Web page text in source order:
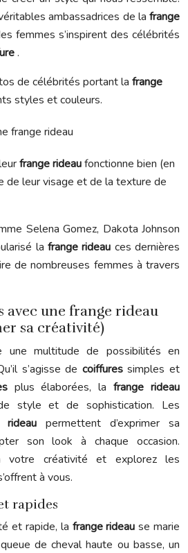
ambassadrices de la frange
femmes s’inspirent des célébrités
.
de célébrités portant la frange
styles et couleurs.
frange rideaufonctionne bien (en
de leur visage et de la texture de
Selena Gomez, Dakota Johnson
la frange rideau ces dernières
de nombreuses femmes à travers
avec une frange rideau
sa créativité)
une multitude de possibilités en
s’agisse de coiffuressimples et
plus élaborées, lafrange rideau
style et de sophistication. Les
rideau permettent d’exprimer sa
son look à chaque occasion.
votre créativité et explorez les
à vous.
rapides
et rapide, la frange rideause marie
de cheval haute ou basse, un